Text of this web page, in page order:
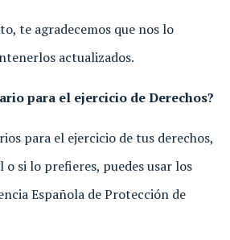
te agradecemos que nos lo
actualizados.
para el ejercicio de Derechos?
para el ejercicio de tus derechos,
si lo prefieres, puedes usar los
Española de Protección de